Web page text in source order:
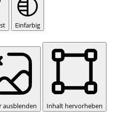
Einfarbig
ausblenden Inhalt hervorheben